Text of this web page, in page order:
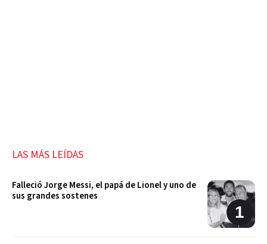
LAS MÁS LEÍDAS
Falleció Jorge Messi, el papá de Lionel y uno de
sus grandes sostenes